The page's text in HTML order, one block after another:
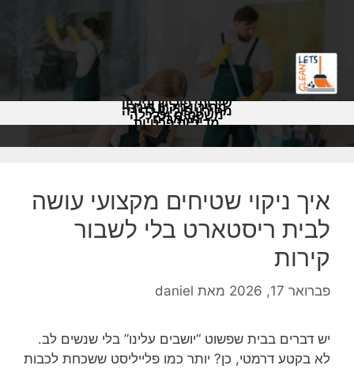
שירותי פוליש וניקיון
מחירון ניקיון דירה
מחירון פוליש לדירה
משפטים וכלכלה
מאמרים
מדיניות פרטיות
איך ניקוי שטיחים מקצועי עושה
לבית ריסטארט בלי לשבור
קירות
פברואר 17, 2026 מאת daniel
יש דברים בבית שפשוט “יושבים עלינו” בלי שנשים לב.
לא בקטע דרמטי, כן? יותר כמו פלייליסט ששכחת לכבות